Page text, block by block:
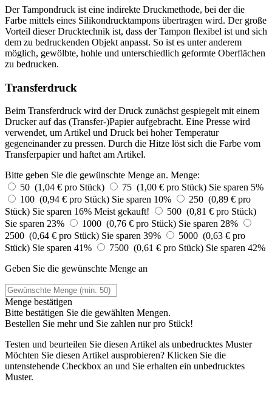
Der Tampondruck ist eine indirekte Druckmethode, bei der die
Farbe mittels eines Silikondrucktampons übertragen wird. Der große
Vorteil dieser Drucktechnik ist, dass der Tampon flexibel ist und sich
dem zu bedruckenden Objekt anpasst. So ist es unter anderem
möglich, gewölbte, hohle und unterschiedlich geformte Oberflächen
zu bedrucken.
Transferdruck
Beim Transferdruck wird der Druck zunächst gespiegelt mit einem
Drucker auf das (Transfer-)Papier aufgebracht. Eine Presse wird
verwendet, um Artikel und Druck bei hoher Temperatur
gegeneinander zu pressen. Durch die Hitze löst sich die Farbe vom
Transferpapier und haftet am Artikel.
Bitte geben Sie die gewünschte Menge an. Menge:
50 (1,04 € pro Stück)
75 (1,00 € pro Stück) Sie sparen 5%
100 (0,94 € pro Stück) Sie sparen 10%
250 (0,89 € pro
Stück) Sie sparen 16% Meist gekauft!
500 (0,81 € pro Stück)
Sie sparen 23%
1000 (0,76 € pro Stück) Sie sparen 28%
2500 (0,64 € pro Stück) Sie sparen 39%
5000 (0,63 € pro
Stück) Sie sparen 41% 7500 (0,61 € pro Stück) Sie sparen 42%
Geben Sie die gewünschte Menge an
Menge bestätigen
Bitte bestätigen Sie die gewählten Mengen.
Bestellen Sie mehr und Sie zahlen nurpro Stück!
Testen und beurteilen Sie diesen Artikel als unbedrucktes Muster
Möchten Sie diesen Artikel ausprobieren? Klicken Sie die
untenstehende Checkbox an und Sie erhalten ein unbedrucktes
Muster.